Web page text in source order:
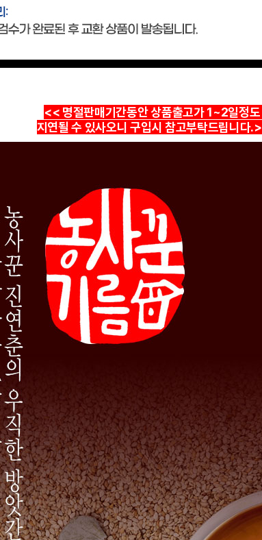
<< 명절판매기간동안 상품출고가 1~2일정도
지연될 수 있사오니 구입시 참고부탁드립니다.>